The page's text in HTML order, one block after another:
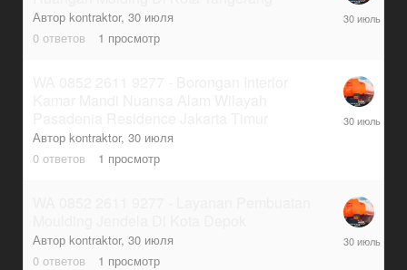
Автор kontraktor, 30 июля
0 ответов 1 просмотр
30
июля
Автор kontraktor, 30 июля
0 ответов 1 просмотр
30
июля
Автор kontraktor, 30 июля
0 ответов 1 просмотр
30
июля